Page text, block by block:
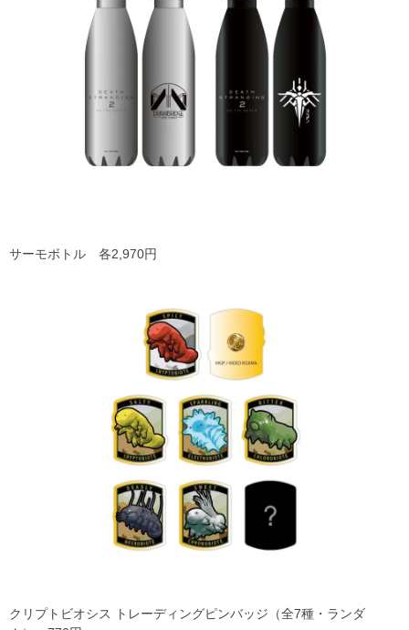
サーモボトル 各2,970円
クリプトビオシス トレーディングピンバッジ（全7種・ランダ